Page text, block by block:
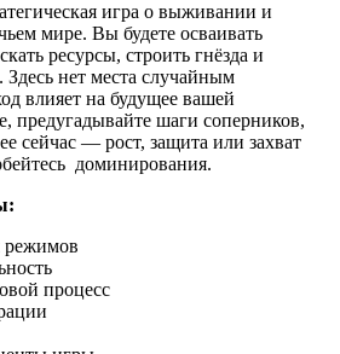
игра о выживании и
мире. Вы будете осваивать
ресурсы, строить гнёзда и
нет места случайным
влияет на будущее вашей
предугадывайте шаги соперников,
сейчас — рост, защита или захват
доминирования.
режимов
процесс